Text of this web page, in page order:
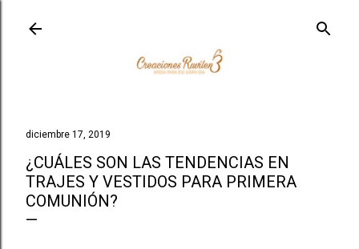
diciembre 17, 2019
¿CUÁLES SON LAS TENDENCIAS EN
TRAJES Y VESTIDOS PARA PRIMERA
COMUNIÓN?